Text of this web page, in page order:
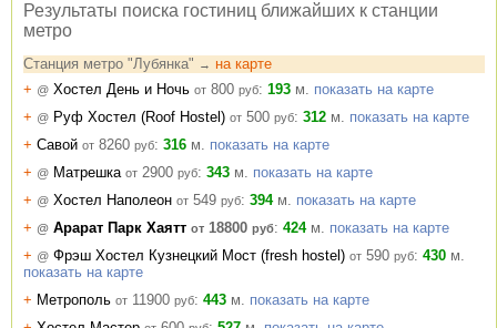
Результаты поиска гостиниц ближайших к станции
метро
Станция метро "Лубянка" → на карте
+ @ Хостел День и Ночь от 800 руб: 193 м. показать на карте
+ @ Руф Хостел (Roof Hostel) от 500 руб: 312 м. показать на карте
+ Савой от 8260 руб: 316 м. показать на карте
+ @ Матрешка от 2900 руб: 343 м. показать на карте
+ @ Хостел Наполеон от 549 руб: 394м. показать на карте
+ @ Арарат Парк Хаятт от 18800 руб: 424м. показать на карте
+ @ Фрэш Хостел Кузнецкий Мост (fresh hostel) от 590 руб: 430 м.
показать на карте
+ Метрополь от 11900 руб: 443 м. показать на карте